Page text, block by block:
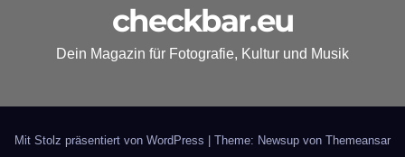
checkbar.eu
Dein Magazin für Fotografie, Kultur und Musik
Mit Stolz präsentiert von WordPress Theme: Newsup von Themeansar